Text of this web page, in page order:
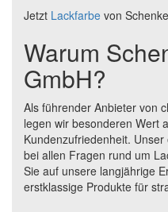
Jetzt Lackfarbe von
Warum
GmbH?
Als führender Anbieter von
legen wir besonderen Wert
Kundenzufriedenheit.
bei allen Fragen rund um
Sie auf unsere langjährige
erstklassige Produkte für